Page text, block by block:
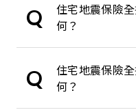
Q
住宅地震保險
何？
Q
住宅地震保險
何？